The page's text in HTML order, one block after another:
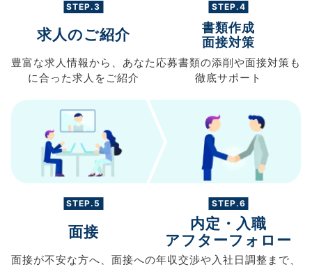
STEP.3
求人のご紹介
豊富な求人情報から、 あなた
に合った求人を ご紹介
STEP.4
書類作成
面接対策
応募書類の添削や面接対策も
徹底サポート
STEP.5
面接
面接が不安な方へ、 面接への
STEP.6
内定・入職
アフターフォロー
年収交渉や入社日調整まで、